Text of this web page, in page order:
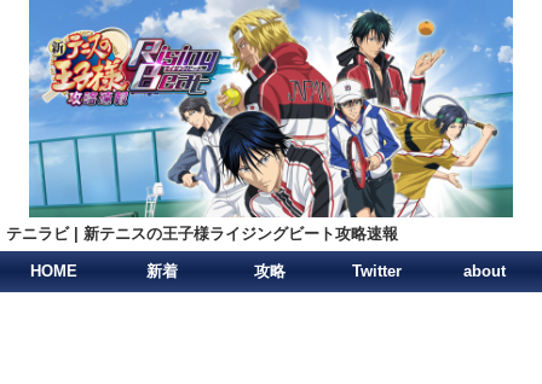
テニラビ | 新テニスの王子様ライジングビート攻略速報
HOME 新着 攻略 Twitter about